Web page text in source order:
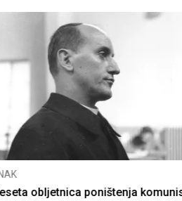
obljetnica poništenja komunističke